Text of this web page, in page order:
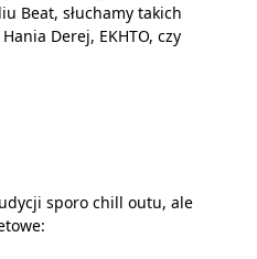
Beat, słuchamy takich
Derej, EKHTO, czy
sporo chill outu, ale